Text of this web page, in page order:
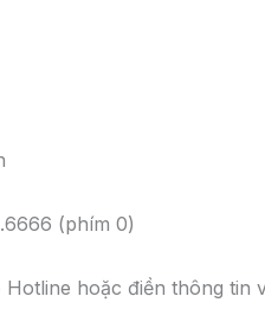
(phím 0)
hoặc điền thông tin